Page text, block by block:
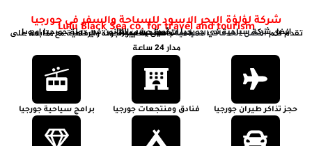
شركة لؤلؤة البحر الاسود للسياحة والسفر في جورجيا
Lulu Black Sea co. for travel and tourism
افضل شركة سياحية في جورجيا مرخّصة حسب القانون في دولة جورجيا اوروبا
خدمات سياحية مميزة تقدم لكمأفضل الخدمات السياحيةبأعلى معايير الجودة والرفاهية مع متابعة على
مدار 24 ساعة
حجز تذاكر طيران جورجيا فنادق ومنتجعات جورجيا برامج سياحية جورجيا